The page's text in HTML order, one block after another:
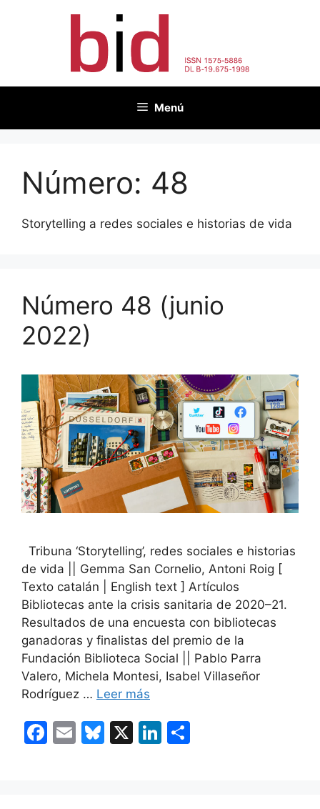
Menú
Número: 48
Storytelling a redes sociales e historias de vida
Número 48 (junio
2022)
Tribuna ‘Storytelling’, redes sociales e historias
de vida || Gemma San Cornelio, Antoni Roig [
Texto catalán | English text ] Artículos
Bibliotecas ante la crisis sanitaria de 2020–21.
Resultados de una encuesta con bibliotecas
ganadoras y finalistas del premio de la
Fundación Biblioteca Social || Pablo Parra
Valero, Michela Montesi, Isabel Villaseñor
Rodríguez … Leer más
F
E
Bl X
Li